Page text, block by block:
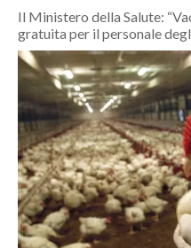
CRONACA
ITALIA
MONDO
POLITICA
ECONOMIA
SERVIZI ALLE IMPRESE
Il Ministero della Salute:
gratuita per il personale